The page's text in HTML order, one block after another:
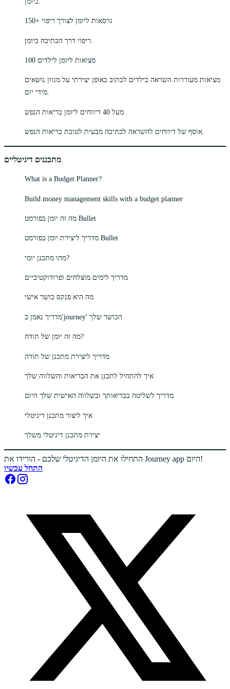
150+ גרסאות ליומן לצורך ריפוי
100 מציאות ליומן לילדים
מציאות מעוררות השראה בילדים לכתוב באופן יצירתי על מגוון נושאים
מידי יום.
מעל 40 דיווחים ליומן בריאות הנפש
מתכננים דיגיטליים
What is a Budget Planner?
Build money management skills with a budget planner
מה זה יומן בפורמט Bullet
מדריך ליצירת יומן בפורמט Bullet
מהו מתכנן יומי?
מדריך לימים מוצלחים ופרודוקטיביים
מה היא פנקס כושר אישי
מדריך נאמן ב'journey' הכושר שלך
מה זה יומן של תודה?
מדריך ליצירת מתכנן של תודה
איך להתחיל לתכנן את הבריאות והשלווה שלך
מדריך לשליטה בבריאותך ובשלווה האישית שלך היום
איך ליצור מתכנן דיגיטלי
יצירת מתכנן דיגיטלי משלך
התחילו את היומן הדיגיטלי שלכם - הורידו את Journey app היום!
התחל עכשיו